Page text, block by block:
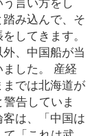
み込んで、そ
してきます。
、中国船が当
した。 産経
では北海道が
告していま
は、「中国は